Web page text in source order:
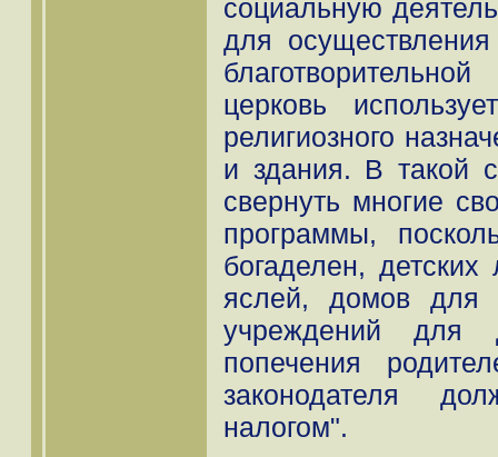
социальную
для осуществления
церковь
религиозного
и здания. В такой
свернуть многие
программы,
богаделен,
яслей, домов для
учреждений для
попечения
законодателя
налогом".